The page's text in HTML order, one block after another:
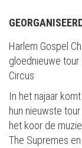
Harlem Gospel
gloednieuwe tour
Circus
In het najaar
hun nieuwste
het koor de
The Supremes